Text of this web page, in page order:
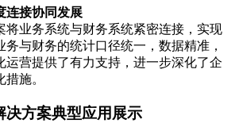
连接协同发展
将业务系统与财务系统紧密连接，实现
务与财务的统计口径统一，数据精准，
运营提供了有力支持，进一步深化了企
施。
决方案典型应用展示